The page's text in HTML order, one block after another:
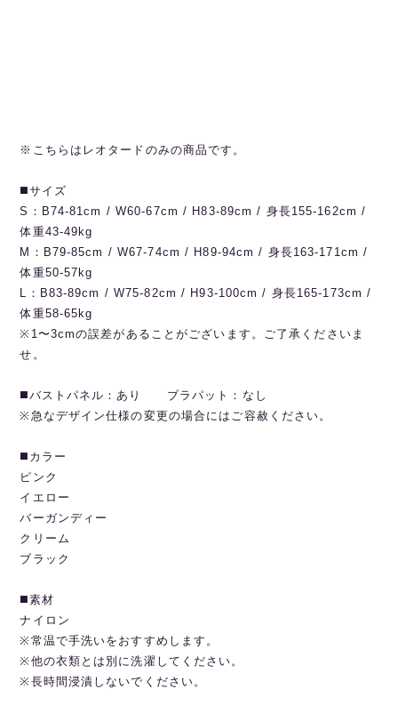
※こちらはレオタードのみの商品です。
◼️サイズ
S：B74-81cm / W60-67cm / H83-89cm / 身長155-162cm /
体重43-49kg
M：B79-85cm / W67-74cm / H89-94cm / 身長163-171cm /
体重50-57kg
L：B83-89cm / W75-82cm / H93-100cm / 身長165-173cm /
体重58-65kg
※1〜3cmの誤差があることがございます。ご了承くださいま
せ。
◼️バストパネル：あり ブラパット：なし
※急なデザイン仕様の変更の場合にはご容赦ください。
◼️カラー
ピンク
イエロー
バーガンディー
クリーム
ブラック
◼️素材
ナイロン
※常温で手洗いをおすすめします。
※他の衣類とは別に洗濯してください。
※長時間浸漬しないでください。